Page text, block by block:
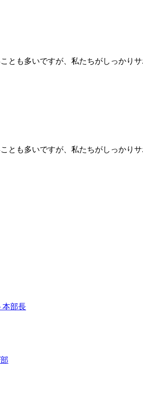
とも多いですが、私たちがしっかり
とも多いですが、私たちがしっかり
本部長